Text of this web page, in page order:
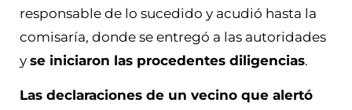
responsable de lo sucedido y acudió hasta la
comisaría, donde se entregó a las autoridades
y se iniciaron las procedentes diligencias.
Las declaraciones de un vecino que alertó